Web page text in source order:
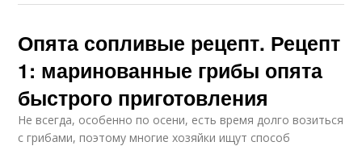
Опята сопливые рецепт. Рецепт
1: маринованные грибы опята
быстрого приготовления
Не всегда, особенно по осени, есть время долго возиться
с грибами, поэтому многие хозяйки ищут способ